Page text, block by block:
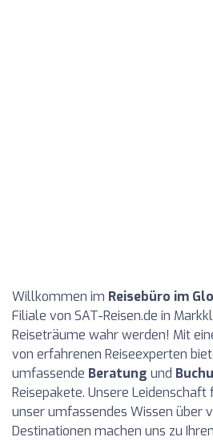
Willkommen im Reisebüro im
Filiale von SAT-Reisen.de in
Reiseträume wahr werden! Mit
von erfahrenen Reiseexperten
umfassende Beratung und
Reisepakete. Unsere Leidenschaft
unser umfassendes Wissen über
Destinationen machen uns zu